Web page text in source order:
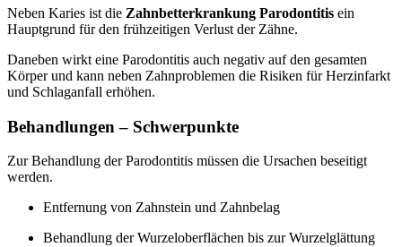
Neben Karies ist die Zahnbetterkrankung Parodontitis ein
Hauptgrund für den frühzeitigen Verlust der Zähne.
Daneben wirkt eine Parodontitis auch negativ auf den gesamten
Körper und kann neben Zahnproblemen die Risiken für Herzinfarkt
und Schlaganfall erhöhen.
Behandlungen – Schwerpunkte
Zur Behandlung der Parodontitis müssen die Ursachen beseitigt
werden.
Entfernung von Zahnstein und Zahnbelag
Behandlung der Wurzeloberflächen bis zur Wurzelglättung